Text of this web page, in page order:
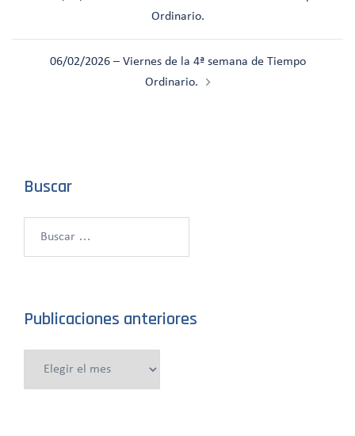
Ordinario.
06/02/2026 – Viernes de la 4ª semana de Tiempo
Ordinario.
Buscar
Publicaciones anteriores